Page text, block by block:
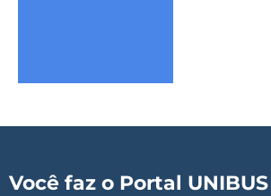
Você faz o Portal UNIBUS